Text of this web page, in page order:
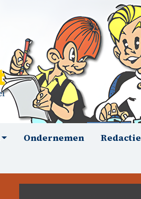
Ondernemen Redactie